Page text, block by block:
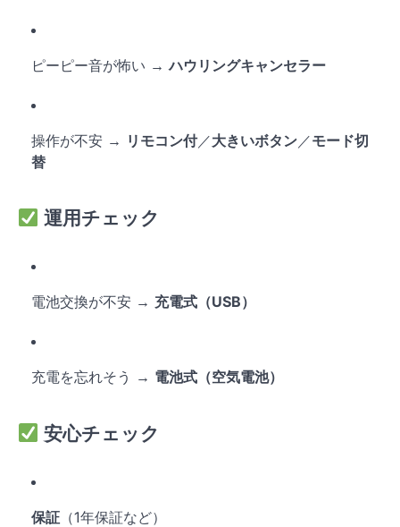
ピーピー音が怖い →ハウリングキャンセラー
操作が不安 → リモコン付／大きいボタン ／モード切
替
運用チェック
電池交換が不安 → 充電式（USB）
充電を忘れそう → 電池式（空気電池）
安心チェック
保証 （1年保証など）